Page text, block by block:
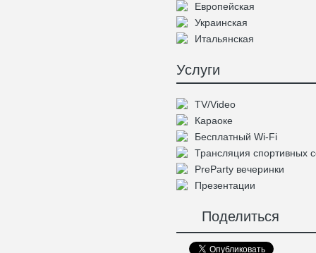
Европейская
Украинская
Итальянская
Услуги
TV/Video
Караоке
Бесплатный Wi-Fi
Трансляция спортивных
PreParty вечеринки
Презентации
Поделиться